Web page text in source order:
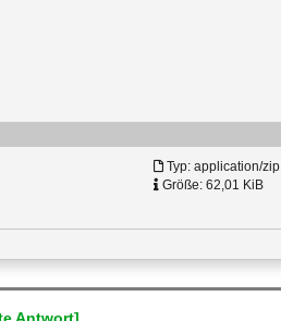
Typ: application/zip
Größe: 62,01 KiB